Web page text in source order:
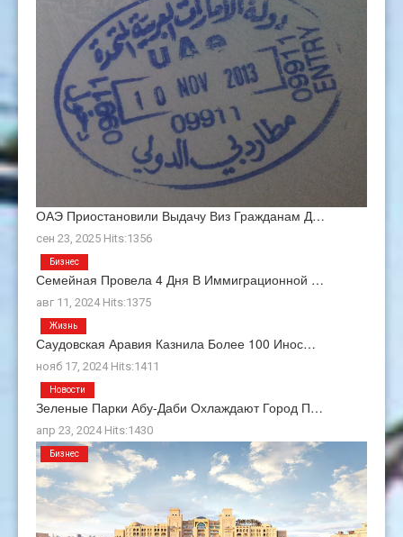
ОАЭ Приостановили Выдачу Виз Гражданам Д…
сен 23, 2025 Hits:1356
Семейная Провела 4 Дня В Иммиграционной …
авг 11, 2024 Hits:1375
Бизнес
Саудовская Аравия Казнила Более 100 Инос…
нояб 17, 2024 Hits:1411
Жизнь
Зеленые Парки Абу-Даби Охлаждают Город П…
апр 23, 2024 Hits:1430
Новости
Бизнес